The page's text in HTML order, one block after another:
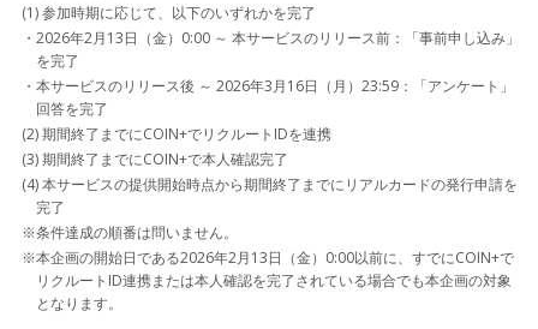
(1) 参加時期に応じて、以下のいずれかを完了
・2026年2月13日（金）0:00 ～ 本サービスのリリース前：「事前申し込み」
を完了
・本サービスのリリース後 ～ 2026年3月16日（月）23:59：「アンケート」
回答を完了
(2) 期間終了までにCOIN+でリクルートIDを連携
(3) 期間終了までにCOIN+で本人確認完了
(4) 本サービスの提供開始時点から期間終了までにリアルカードの発行申請を
完了
※条件達成の順番は問いません。
※本企画の開始日である2026年2月13日（金）0:00以前に、すでにCOIN+で
リクルートID連携または本人確認を完了されている場合でも本企画の対象
となります。